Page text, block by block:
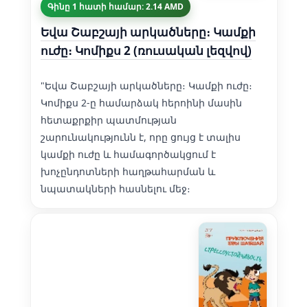
Գինը 1 հատի համար: 2.14 AMD
Եվա Շաբշայի արկածները։ Կամքի
ուժը։ Կոմիքս 2 (ռուսական լեզվով)
"Եվա Շաբշայի արկածները։ Կամքի ուժը։
Կոմիքս 2-ը համարձակ հերոինի մասին
հետաքրքիր պատմության
շարունակությունն է, որը ցույց է տալիս
կամքի ուժը և համագործակցում է
խոչընդոտների հաղթահարման և
նպատակների հասնելու մեջ։